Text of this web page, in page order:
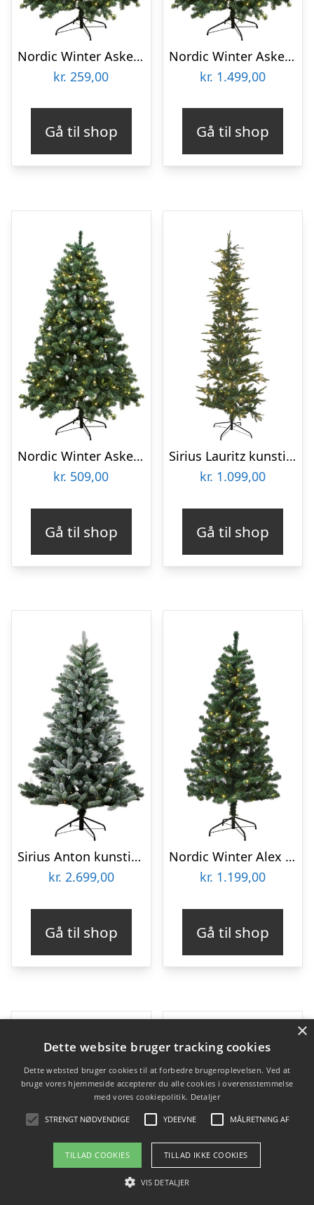
Nordic Winter Aske kunstigt juletræ med lys, 100 x 48 cm
kr. 259,00
Gå til shop
Nordic Winter Aske kunstigt juletræ med lys, 210 x 138 cm
kr. 1.499,00
Gå til shop
Nordic Winter Aske kunstigt juletræ med lys, 150 x 100 cm
kr. 509,00
Gå til shop
Sirius Lauritz kunstigt juletræ med lys, 210 cm
kr. 1.099,00
Gå til shop
Sirius Anton kunstigt juletræ med lys, 240 cm
kr. 2.699,00
Gå til shop
Nordic Winter Alex kunstigt juletræ med lys, 200 x 106 cm
kr. 1.199,00
Gå til shop
×
Dette website bruger tracking cookies
Dette websted bruger cookies til at forbedre brugeroplevelsen. Ved at
bruge vores hjemmeside accepterer du alle cookies i overensstemmelse
med vores cookiepolitik. Detaljer
STRENGT NØDVENDIGE YDEEVNE MÅLRETNING AF
TILLAD COOKIES TILLAD IKKE COOKIES
VIS DETALJER